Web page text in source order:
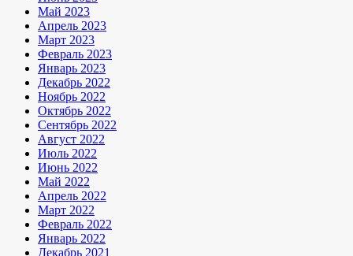
Май 2023
Апрель 2023
Март 2023
Февраль 2023
Январь 2023
Декабрь 2022
Ноябрь 2022
Октябрь 2022
Сентябрь 2022
Август 2022
Июль 2022
Июнь 2022
Май 2022
Апрель 2022
Март 2022
Февраль 2022
Январь 2022
Декабрь 2021